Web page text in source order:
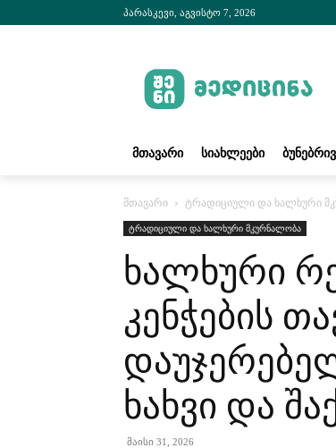
პარასკევი, აგვისტო 7, 2026
ᲛᲗᲐᲕᲐᲠᲘ ᲡᲘᲐᲮᲚᲔᲔᲑᲘ
მთავარი ტრადიციული და ხალხური
ტრადიციული და ხალხური მკურნალობა
ხალხური
კენჭების
ხახვი და
მაისი 31, 2026